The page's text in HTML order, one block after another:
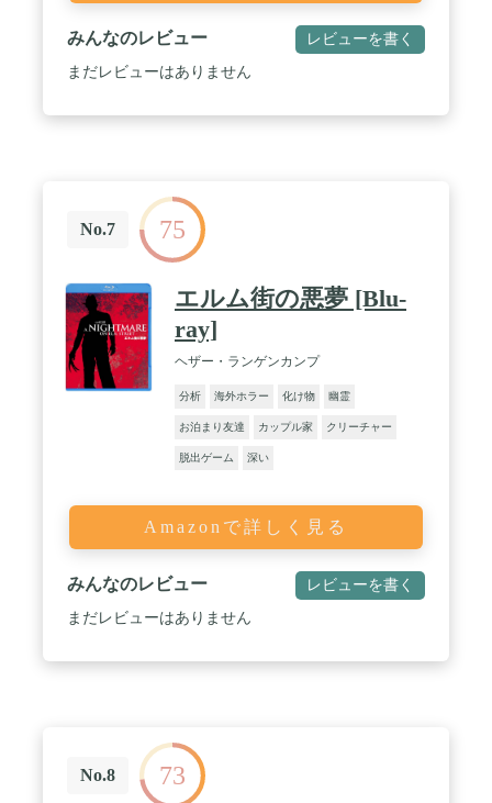
みんなのレビュー レビューを書く
まだレビューはありません
No.7 75
エルム街の悪夢 [Blu-
ray]
ヘザー・ランゲンカンプ
分析 海外ホラー 化け物 幽霊
お泊まり友達 カップル家 クリーチャー
脱出ゲーム 深い
Amazonで詳しく見る
みんなのレビュー レビューを書く
まだレビューはありません
No.8 73